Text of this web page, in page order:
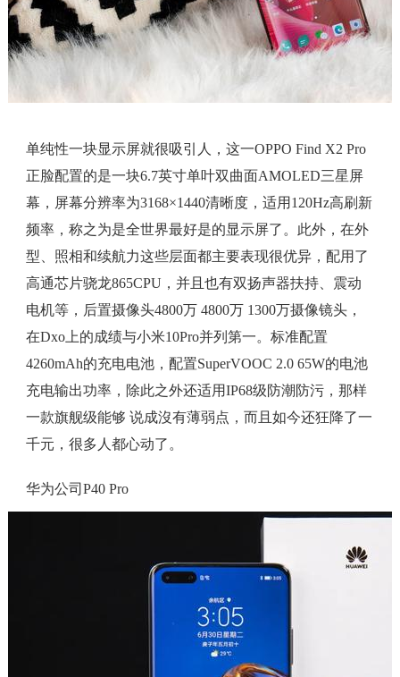
单纯性一块显示屏就很吸引人，这一OPPO Find X2 Pro
正脸配置的是一块6.7英寸单叶双曲面AMOLED三星屏
幕，屏幕分辨率为3168×1440清晰度，适用120Hz高刷新
频率，称之为是全世界最好是的显示屏了。此外，在外
型、照相和续航力这些层面都主要表现很优异，配用了
高通芯片骁龙865CPU，并且也有双扬声器扶持、震动
电机等，后置摄像头4800万 4800万 1300万摄像镜头，
在Dxo上的成绩与小米10Pro并列第一。标准配置
4260mAh的充电电池，配置SuperVOOC 2.0 65W的电池
充电输出功率，除此之外还适用IP68级防潮防污，那样
一款旗舰级能够 说成沒有薄弱点，而且如今还狂降了一
千元，很多人都心动了。
华为公司P40 Pro